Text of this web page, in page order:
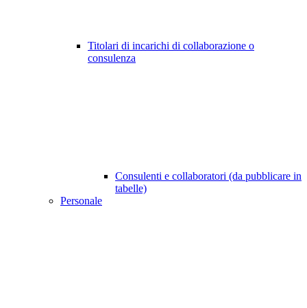
Titolari di incarichi di collaborazione o
consulenza
Consulenti e collaboratori (da pubblicare in
tabelle)
Personale